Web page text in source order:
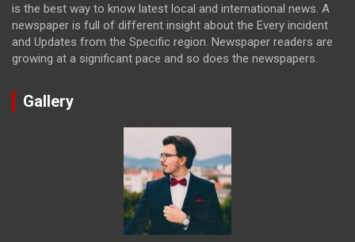
is the best way to know latest local and international news. A
newspaper is full of different insight about the Every incident
and Updates from the Specific region. Newspaper readers are
growing at a significant pace and so does the newspapers.
Gallery